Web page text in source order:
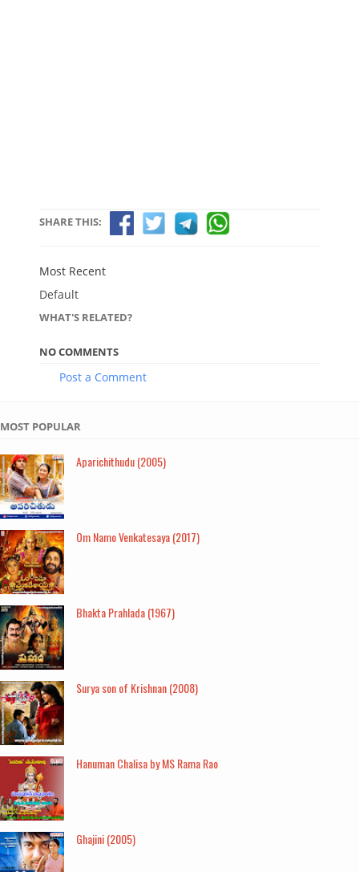
SHARE THIS:
Most Recent
Default
WHAT'S RELATED?
NO COMMENTS
Post a Comment
MOST POPULAR
Aparichithudu (2005)
Om Namo Venkatesaya (2017)
Bhakta Prahlada (1967)
Surya son of Krishnan (2008)
Hanuman Chalisa by MS Rama Rao
Ghajini (2005)